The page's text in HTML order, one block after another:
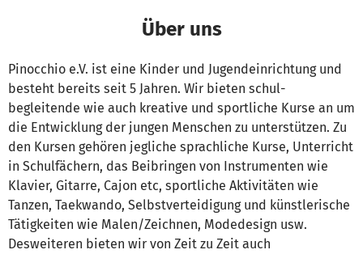
Über uns
Pinocchio e.V. ist eine Kinder und Jugendeinrichtung und
besteht bereits seit 5 Jahren. Wir bieten schul-
begleitende wie auch kreative und sportliche Kurse an um
die Entwicklung der jungen Menschen zu unterstützen. Zu
den Kursen gehören jegliche sprachliche Kurse, Unterricht
in Schulfächern, das Beibringen von Instrumenten wie
Klavier, Gitarre, Cajon etc, sportliche Aktivitäten wie
Tanzen, Taekwando, Selbstverteidigung und künstlerische
Tätigkeiten wie Malen/Zeichnen, Modedesign usw.
Desweiteren bieten wir von Zeit zu Zeit auch